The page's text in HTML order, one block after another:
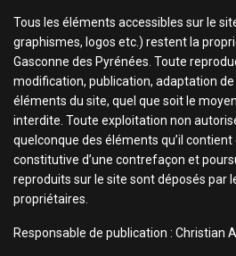
Tous les éléments accessibles sur le
graphismes, logos etc.) restent la
Gasconne des Pyrénées. Toute
modification, publication, adaptation
éléments du site, quel que soit le
interdite. Toute exploitation non
quelconque des éléments qu’il
constitutive d’une contrefaçon et
reproduits sur le site sont déposés par
propriétaires.
Responsable de publication : Christian